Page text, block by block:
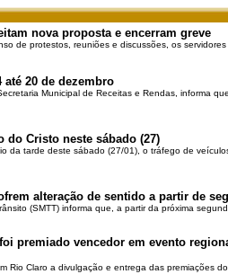
nova proposta e encerram greve
de protestos, reuniões e discussões, os
até 20 de dezembro
Municipal de Receitas e Rendas, informa
do Cristo neste sábado (27)
da tarde deste sábado (27/01), o tráfego de
alteração de sentido a partir de
(SMTT) informa que, a partir da próxima
premiado vencedor em evento
Rio Claro a divulgação e entrega das premiações